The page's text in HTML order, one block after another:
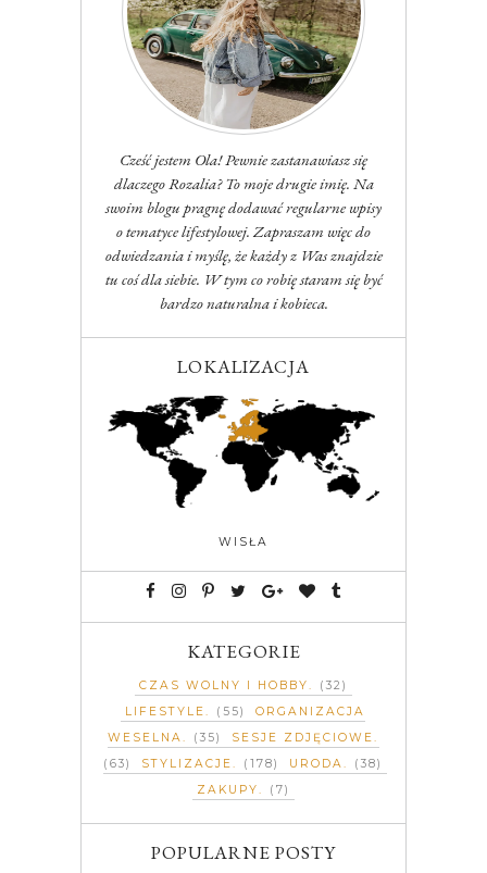
Cześć jestem Ola! Pewnie zastanawiasz się
dlaczego Rozalia? To moje drugie imię. Na
swoim blogu pragnę dodawać regularne wpisy
o tematyce lifestylowej. Zapraszam więc do
odwiedzania i myślę, że każdy z Was znajdzie
tu coś dla siebie. W tym co robię staram się być
bardzo naturalna i kobieca.
LOKALIZACJA
WISŁA
KATEGORIE
CZAS WOLNY I HOBBY
(32)
LIFESTYLE
(55)
ORGANIZACJA
WESELNA
(35)
SESJE ZDJĘCIOWE
(63)
STYLIZACJE (178) URODA
(38)
ZAKUPY
(7)
POPULARNE POSTY